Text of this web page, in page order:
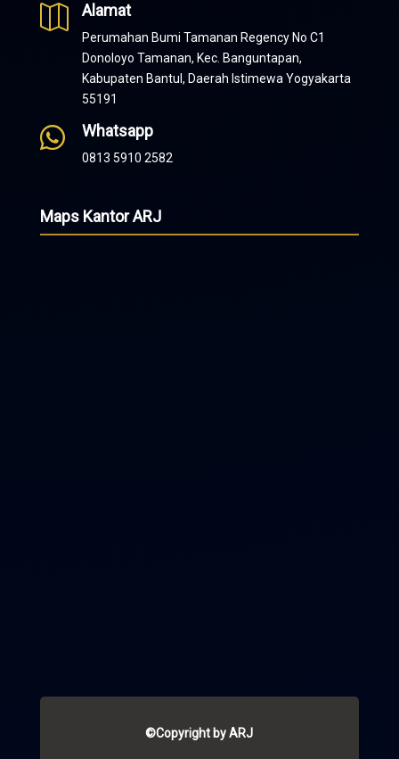
 Alamat
Perumahan Bumi Tamanan Regency No C1
Donoloyo Tamanan, Kec. Banguntapan,
Kabupaten Bantul, Daerah Istimewa Yogyakarta
55191
 Whatsapp
0813 5910 2582
Maps Kantor ARJ
©Copyright by ARJ